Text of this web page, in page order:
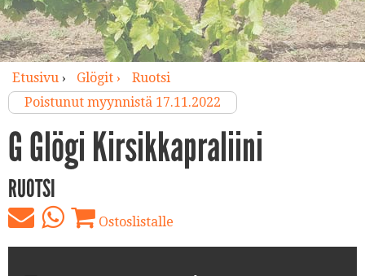
Etusivu› Glögit ›
Ruotsi
Poistunut myynnistä 17.11.2022
G Glögi Kirsikkapraliini
RUOTSI
Ostoslistalle